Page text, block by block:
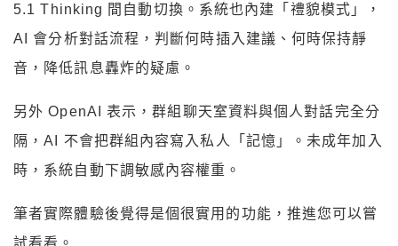
5.1 Thinking 間自動切換。系統也內建「禮貌模式」，
AI 會分析對話流程，判斷何時插入建議、何時保持靜
音，降低訊息轟炸的疑慮。
另外 OpenAI 表示，群組聊天室資料與個人對話完全分
隔，AI 不會把群組內容寫入私人「記憶」。未成年加入
時，系統自動下調敏感內容權重。
筆者實際體驗後覺得是個很實用的功能，推進您可以嘗